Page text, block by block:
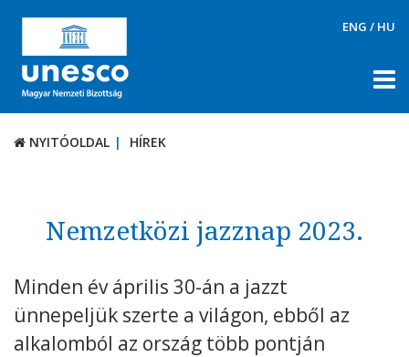
ENG / HU
NYITÓOLDAL HÍREK
TÉMÁK
PÁLYÁZATOK / DÍJAK
KAPCSOLAT
NYITÓOLDAL HÍREK
Nemzetközi jazznap 2023.
Minden év április 30-án a jazzt
ünnepeljük szerte a világon, ebből az
alkalomból az ország több pontján